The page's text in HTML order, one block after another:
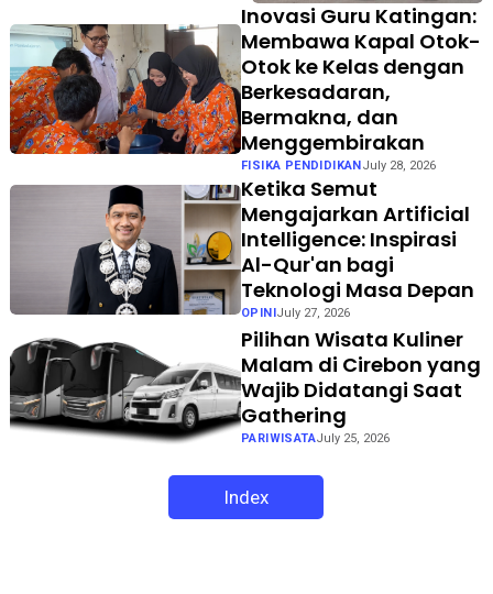
Inovasi Guru Katingan:
Membawa Kapal Otok-
Otok ke Kelas dengan
Berkesadaran,
Bermakna, dan
Menggembirakan
FISIKA PENDIDIKANJuly 28, 2026
Ketika Semut
Mengajarkan Artificial
Intelligence: Inspirasi
Al-Qur'an bagi
Teknologi Masa Depan
OPINIJuly 27, 2026
Pilihan Wisata Kuliner
Malam di Cirebon yang
Wajib Didatangi Saat
Gathering
PARIWISATAJuly 25, 2026
Index